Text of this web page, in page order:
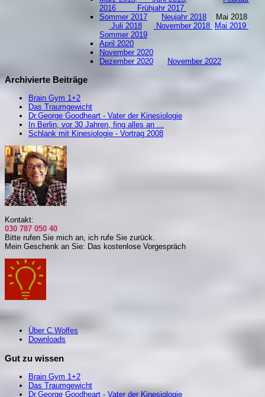
2016
Frühjahr 2017
Sommer 2017
Neujahr 2018 Mai 2018
Juli 2018
November 2018
Mai 2019
Sommer 2019
April 2020
November 2020
Dezember 2020
November 2022
Archivierte Beiträge
Brain Gym 1+2
Das Traumgewicht
Dr.George Goodheart - Vater der Kinesiologie
In Berlin, vor 30 Jahren, fing alles an ...
Schlank mit Kinesiologie - Vortrag 2008
Kontakt:
030 787 050 40
Bitte rufen Sie mich an, ich rufe Sie zurück.
Mein Geschenk an Sie: Das kostenlose Vorgespräch
Über C.Wolfes
Downloads
Gut zu wissen
Brain Gym 1+2
Das Traumgewicht
Dr.George Goodheart - Vater der Kinesiologie